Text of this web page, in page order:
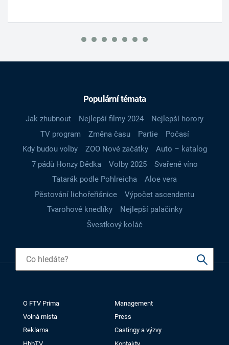
Populární témata
Jak zhubnout Nejlepší filmy 2024
Nejlepší horory
TV program
Změna času Partie
Počasí
Kdy budou volby
ZOO Nové začátky
Auto – katalog
7 pádů Honzy Dědka
Volby 2025
Svařené víno
Tatarák podle Pohlreicha
Aloe vera
Pěstování lichořeřišnice
Výpočet ascendentu
Tvarohové knedlíky
Nejlepší palačinky
Švestkový koláč
O FTV Prima
Management
Volná místa
Press
Reklama
Castingy a výzvy